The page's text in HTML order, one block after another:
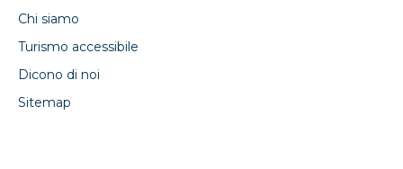
Chi siamo
Turismo accessibile
Dicono di noi
Sitemap